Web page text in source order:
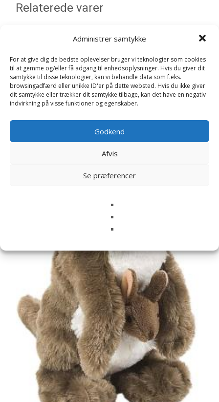
Administrer samtykke
For at give dig de bedste oplevelser bruger vi teknologier som cookies
til at gemme og/eller få adgang til enhedsoplysninger. Hvis du giver dit
samtykke til disse teknologier, kan vi behandle data som f.eks.
browsingadfærd eller unikke ID'er på dette websted. Hvis du ikke giver
dit samtykke eller trækker dit samtykke tilbage, kan det have en negativ
indvirkning på visse funktioner og egenskaber.
Godkend
Afvis
Se præferencer
Relaterede varer